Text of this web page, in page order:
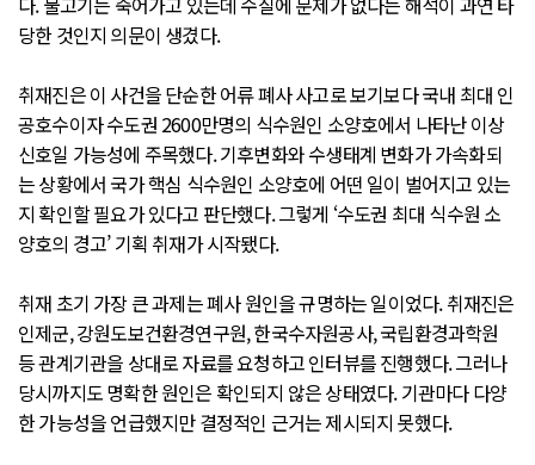
당한 것인지 의문이 생겼다.
취재진은 이 사건을 단순한 어류 폐사 사고로 보기보다 국내 최대 인
공호수이자 수도권 2600만명의 식수원인 소양호에서 나타난 이상
신호일 가능성에 주목했다. 기후변화와 수생태계 변화가 가속화되
는 상황에서 국가 핵심 식수원인 소양호에 어떤 일이 벌어지고 있는
지 확인할 필요가 있다고 판단했다. 그렇게 ‘수도권 최대 식수원 소
양호의 경고’ 기획 취재가 시작됐다.
취재 초기 가장 큰 과제는 폐사 원인을 규명하는 일이었다. 취재진은
인제군, 강원도보건환경연구원, 한국수자원공사, 국립환경과학원
등 관계기관을 상대로 자료를 요청하고 인터뷰를 진행했다. 그러나
당시까지도 명확한 원인은 확인되지 않은 상태였다. 기관마다 다양
한 가능성을 언급했지만 결정적인 근거는 제시되지 못했다.